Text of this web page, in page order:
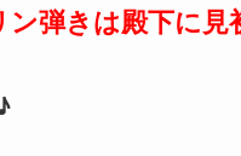
ン弾きは殿下に見